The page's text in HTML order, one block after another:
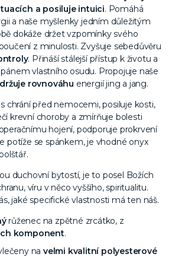
a posiluje intuici. Pomáhá
a naše myšlenky jedním důležitým
dokáže držet vzpomínky svého
z minulosti. Zvyšuje sebedůvěru
. Přináší stálejší přístup k životu a
vlastního osudu. Propojuje naše
rovnováhu energií jing a jang.
chrání před nemocemi, posiluje kosti,
krevní choroby a zmírňuje bolesti
hojení, podporuje prokrvení
potíže se spánkem, je vhodné onyx
duchovní bytostí, je to posel Božích
víru v něco vyššího, spiritualitu.
jaké specifické vlastnosti má ten náš.
růženec na zpětné zrcátko, z
komponent.
na velmi kvalitní polyesterové